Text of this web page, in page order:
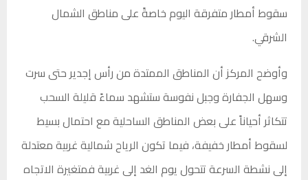
سقوط أمطار متفرقة اليوم خاصةً على مناطق الشمال
الشرقي.
وأوضح المركز أن المناطق الممتدة من رأس إجدير حتى سرت
وسهل الجفارة وجبل نفوسة ستشهد سماءً قليلة السحب
تتكاثر أحياناً على بعض المناطق الساحلية مع احتمال بسيط
لسقوط أمطار خفيفة، فيما تكون الرياح شمالية غربية معتدلة
إلى نشطة السرعة تتحول يوم الغد إلى غربية فمتغيرة الاتجاه